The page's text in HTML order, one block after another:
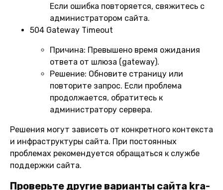
Если ошибка повторяется, свяжитесь с
администратором сайта.
504 Gateway Timeout
Причина: Превышено время ожидания
ответа от шлюза (gateway).
Решение: Обновите страницу или
повторите запрос. Если проблема
продолжается, обратитесь к
администратору сервера.
Решения могут зависеть от конкретного контекста
и инфраструктуры сайта. При постоянных
проблемах рекомендуется обращаться к службе
поддержки сайта.
Проверьте другие варианты сайта kra-